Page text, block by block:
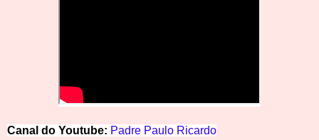
Canal do Youtu be: Padre Paulo Ricardo